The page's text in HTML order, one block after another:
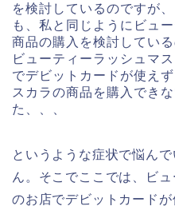
を検討しているのですが
も、私と同じようにビュ
商品の購入を検討してい
ビューティーラッシュマ
でデビットカードが使え
スカラの商品を購入でき
た、、、
というような症状で悩ん
ん。そこでここでは、ビ
のお店でデビットカード